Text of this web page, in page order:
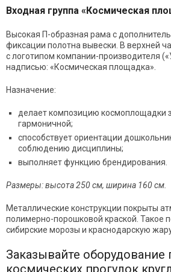
Входная группа «Космическая
Высокая П-образная рама с
фиксации полотна вывески. В верхней
с логотипом компании-производителя
надписью: «Космическая площадка».
Назначение:
делает композицию космоплощадки
гармоничной;
способствует ориентации
соблюдению дисциплины;
выполняет функцию брендирования.
Размеры: высота 250 см, ширина 160 см.
Металлические конструкции покрыты
полимерно-порошковой краской. Такое
сибирские морозы и краснодарскую
Заказывайте
космических прогулок